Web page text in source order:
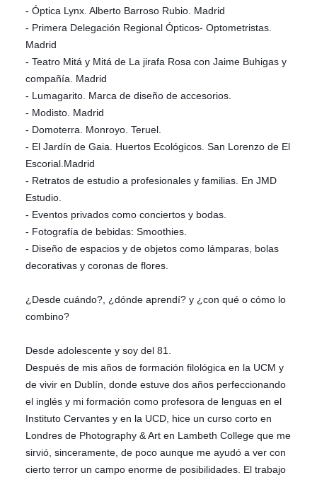
- Óptica Lynx. Alberto Barroso Rubio. Madrid
- Primera Delegación Regional Ópticos- Optometristas.
Madrid
- Teatro Mitá y Mitá de La jirafa Rosa con Jaime Buhigas y
compañía. Madrid
- Lumagarito. Marca de diseño de accesorios.
- Modisto. Madrid
- Domoterra. Monroyo. Teruel.
- El Jardín de Gaia. Huertos Ecológicos. San Lorenzo de El
Escorial.Madrid
- Retratos de estudio a profesionales y familias. En JMD
Estudio.
- Eventos privados como conciertos y bodas.
- Fotografía de bebidas: Smoothies.
- Diseño de espacios y de objetos como lámparas, bolas
decorativas y coronas de flores.
¿Desde cuándo?, ¿dónde aprendí? y ¿con qué o cómo lo
combino?
Desde adolescente y soy del 81.
Después de mis años de formación filológica en la UCM y
de vivir en Dublín, donde estuve dos años perfeccionando
el inglés y mi formación como profesora de lenguas en el
Instituto Cervantes y en la UCD, hice un curso corto en
Londres de Photography & Art en Lambeth College que me
sirvió, sinceramente, de poco aunque me ayudó a ver con
cierto terror un campo enorme de posibilidades. El trabajo